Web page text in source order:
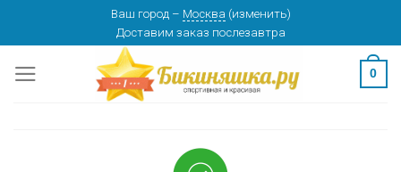
content
Ваш город – Москва (изменить)
Доставим заказ послезавтра
0
изменить